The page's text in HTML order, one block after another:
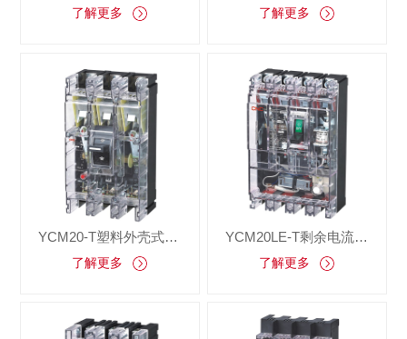
了解更多 了解更多
YCM20-T塑料外壳式断路器
了解更多
YCM20LE-T剩余电流动作断路器
了解更多